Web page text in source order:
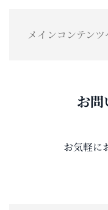
メインコンテン
お問
お気軽に